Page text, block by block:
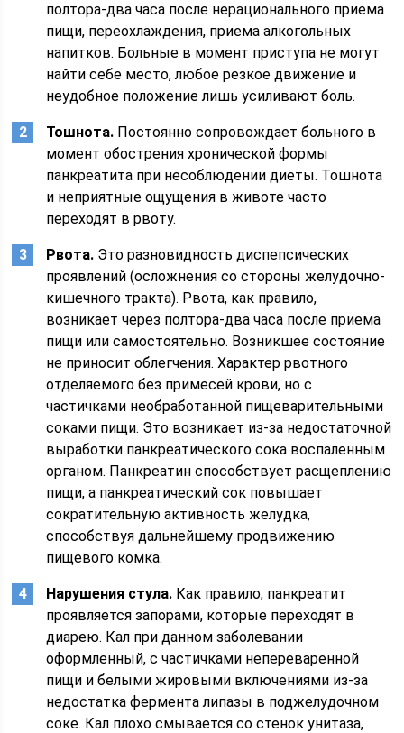
полтора-два часа после нерационального приема
пищи, переохлаждения, приема алкогольных
напитков. Больные в момент приступа не могут
найти себе место, любое резкое движение и
неудобное положение лишь усиливают боль.
Тошнота. Постоянно сопровождает больного в
момент обострения хронической формы
панкреатита при несоблюдении диеты. Тошнота
и неприятные ощущения в животе часто
переходят в рвоту.
Рвота. Это разновидность диспепсических
проявлений (осложнения со стороны желудочно-
кишечного тракта). Рвота, как правило,
возникает через полтора-два часа после приема
пищи или самостоятельно. Возникшее состояние
не приносит облегчения. Характер рвотного
отделяемого без примесей крови, но с
частичками необработанной пищеварительными
соками пищи. Это возникает из-за недостаточной
выработки панкреатического сока воспаленным
органом. Панкреатин способствует расщеплению
пищи, а панкреатический сок повышает
сократительную активность желудка,
способствуя дальнейшему продвижению
пищевого комка.
Нарушения стула. Как правило, панкреатит
проявляется запорами, которые переходят в
диарею. Кал при данном заболевании
оформленный, с частичками непереваренной
пищи и белыми жировыми включениями из-за
недостатка фермента липазы в поджелудочном
соке. Кал плохо смывается со стенок унитаза,